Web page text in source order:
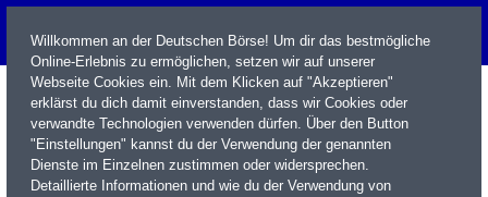
Willkommen an der Deutschen Börse! Um dir das bestmögliche
Online-Erlebnis zu ermöglichen, setzen wir auf unserer
Webseite Cookies ein. Mit dem Klicken auf "Akzeptieren"
erklärst du dich damit einverstanden, dass wir Cookies oder
verwandte Technologien verwenden dürfen. Über den Button
"Einstellungen" kannst du der Verwendung der genannten
Dienste im Einzelnen zustimmen oder widersprechen.
Detaillierte Informationen und wie du der Verwendung von